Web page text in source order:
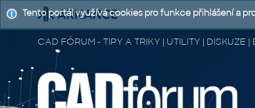
CAD FÓRUM - TIPY A TRIKY | UTILITY |
Tento portál využívá cookies pro funkce přihlášení a